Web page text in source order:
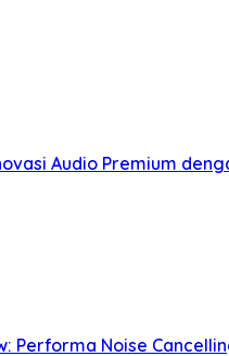
Audio Premium
Performa Noise